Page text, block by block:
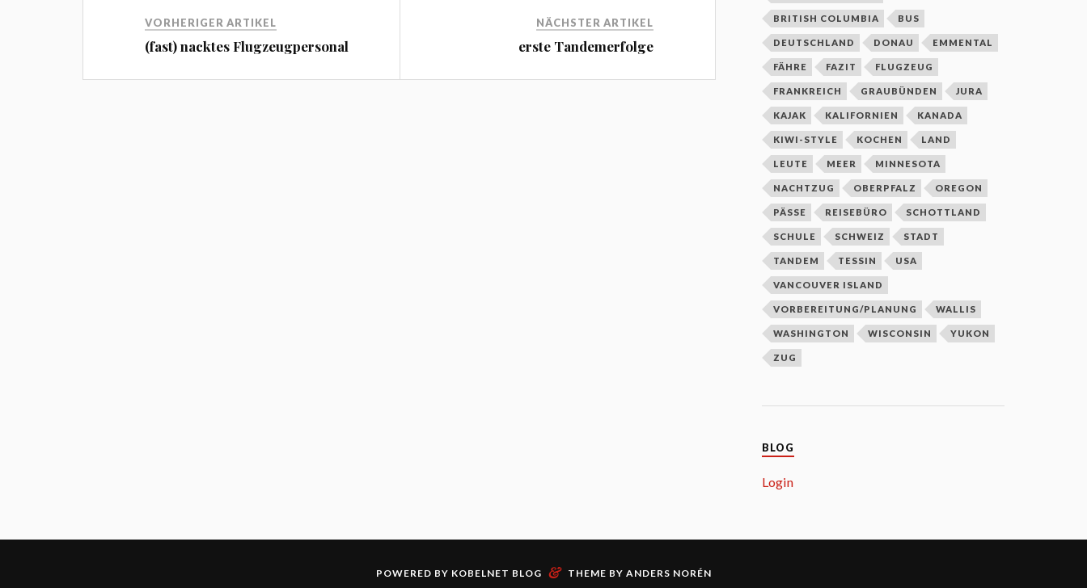
VORHERIGER ARTIKEL
(fast) nacktes Flugzeugpersonal
NÄCHSTER ARTIKEL
erste Tandemerfolge
BRITISH COLUMBIA BUS
DEUTSCHLAND DONAU EMMENTAL
FÄHRE FAZIT FLUGZEUG
FRANKREICH GRAUBÜNDEN JURA
KAJAK KALIFORNIEN KANADA
KIWI-STYLE KOCHEN LAND
LEUTE MEER MINNESOTA
NACHTZUG OBERPFALZ OREGON
PÄSSE REISEBÜRO SCHOTTLAND
SCHULE SCHWEIZ STADT
TANDEM TESSIN USA
VANCOUVER ISLAND
VORBEREITUNG/PLANUNG WALLIS
WASHINGTON WISCONSIN YUKON
ZUG
BLOG
Login
POWERED BY KOBELNET BLOG & THEME BY ANDERS NORÉN